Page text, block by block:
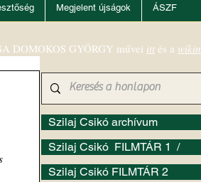
Megjelent újságok ÁSZF
Szilaj Csikó archívum
Szilaj Csikó FILMTÁR 1 /
Szilaj Csikó FILMTÁR 2
DOMOKOS GYÖRGY művei itt és a wikin